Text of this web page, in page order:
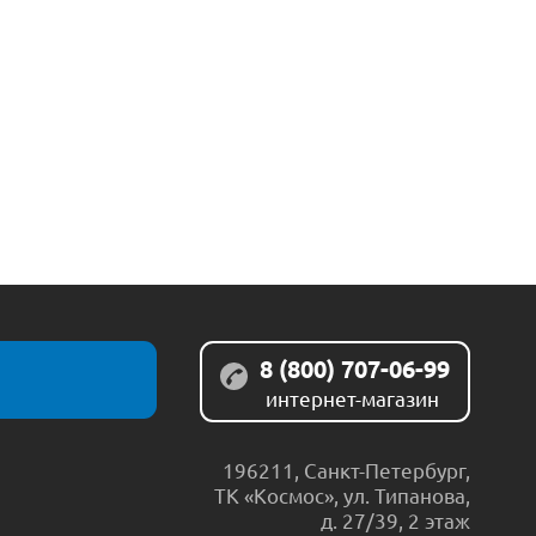
8 (800) 707-06-99
интернет-магазин
196211 Санкт-Петербург,
ТК «Космос», ул. Типанова,
д. 27/39, 2 этаж